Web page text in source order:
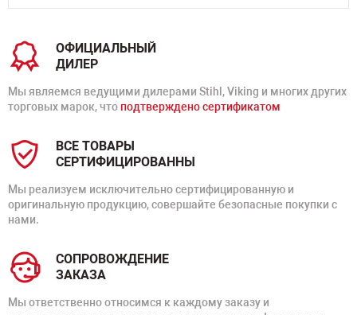
ОФИЦИАЛЬНЫЙ
ДИЛЕР
Мы являемся ведущими дилерами Stihl, Viking и многих других
торговых марок, что подтверждено сертификатом
ВСЕ ТОВАРЫ
СЕРТИФИЦИРОВАННЫ
Мы реализуем исключительно сертифицированную и
оригинальную продукцию, совершайте безопасные покупки с
нами.
СОПРОВОЖДЕНИЕ
ЗАКАЗА
Мы ответственно относимся к каждому заказу и